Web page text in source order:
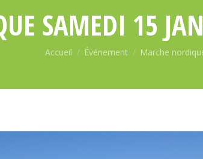
SAMEDI 15
Vous êtes ici :
Accueil Événement Marche